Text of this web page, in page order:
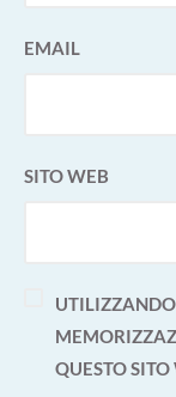
EMAIL
SITO WEB
QUESTO SITO